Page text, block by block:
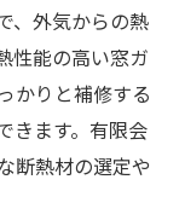
、外気からの熱
性能の高い窓ガ
かりと補修する
きます。有限会
断熱材の選定や